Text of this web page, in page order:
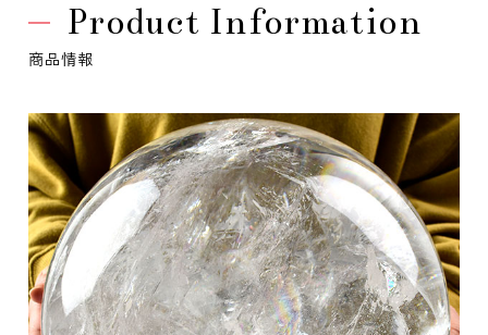
Product Information
商品情報